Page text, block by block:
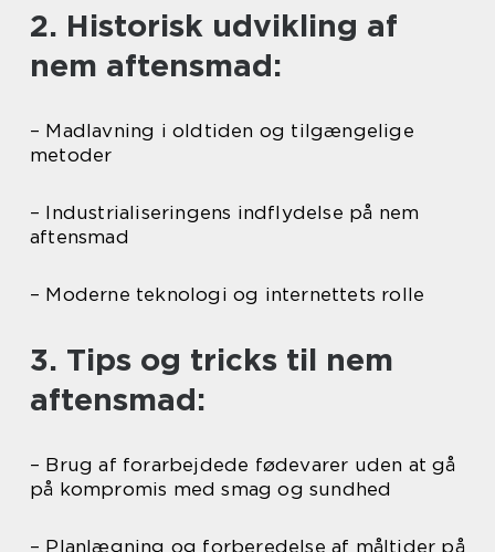
2. Historisk udvikling af
nem aftensmad:
– Madlavning i oldtiden og tilgængelige
metoder
– Industrialiseringens indflydelse på nem
aftensmad
– Moderne teknologi og internettets rolle
3. Tips og tricks til nem
aftensmad:
– Brug af forarbejdede fødevarer uden at gå
på kompromis med smag og sundhed
– Planlægning og forberedelse af måltider på